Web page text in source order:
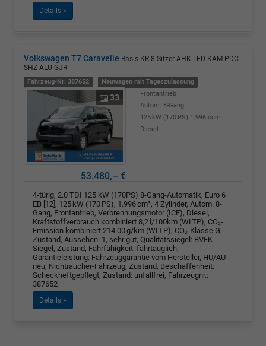
Details »
Volkswagen T7 Caravelle Basis KR 8-Sitzer AHK LED KAM PDC
SHZ ALU GJR
Fahrzeug-Nr: 387652 Neuwagen mit Tageszulassung
33
Frontantrieb
Autom. 8-Gang
125 kW (170 PS) 1.996 ccm
Diesel
53.480,– €
4-türig, 2.0 TDI 125 kW (170PS) 8-Gang-Automatik, Euro 6
EB [12], 125 kW (170 PS), 1.996 cm³, 4 Zylinder, Autom. 8-
Gang, Frontantrieb, Verbrennungsmotor (ICE), Diesel,
Kraftstoffverbrauch kombiniert 8,2 l/100km (WLTP), CO₂-
Emission kombiniert 214.00 g/km (WLTP), CO₂-Klasse G,
Zustand, Aussehen: 1, sehr gut, Qualitätssiegel: BVFK-
Siegel, Zustand, Fahrfähigkeit: fahrtauglich,
Garantieleistung: Fahrzeuggarantie vom Hersteller, HU/AU
neu, Nichtraucher-Fahrzeug, Zustand, Beschaffenheit:
Scheckheftgepflegt, Zustand: unfallfrei, Fahrzeugnr.:
387652
Details »